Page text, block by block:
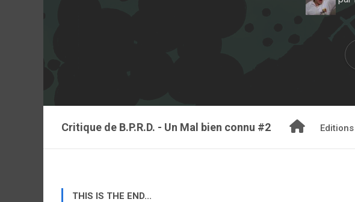
Critique de B.P.R.D. - Un Mal bien connu #2 Editions
THIS IS THE END...